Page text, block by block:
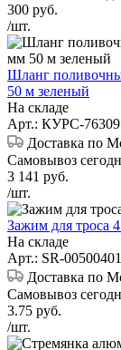
300 руб.
/шт.
Шланг
50 м зеленый
На складе
Арт.: КУРС-76309
Доставка по
Самовывоз
3 141 руб.
/шт.
Зажим для троса
На складе
Арт.: SR-00500401
Доставка по
Самовывоз
3.75 руб.
/шт.